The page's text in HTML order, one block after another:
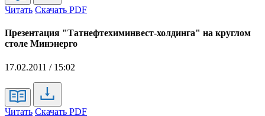
Читать Скачать PDF
Презентация "Татнефтехиминвест-холдинга" на круглом
столе Минэнерго
17.02.2011 / 15:02
Читать Скачать PDF